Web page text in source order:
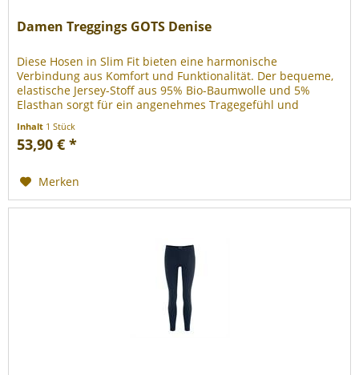
Damen Treggings GOTS Denise
Diese Hosen in Slim Fit bieten eine harmonische
Verbindung aus Komfort und Funktionalität. Der bequeme,
elastische Jersey-Stoff aus 95% Bio-Baumwolle und 5%
Elasthan sorgt für ein angenehmes Tragegefühl und
Inhalt 1 Stück
53,90 € *
Merken